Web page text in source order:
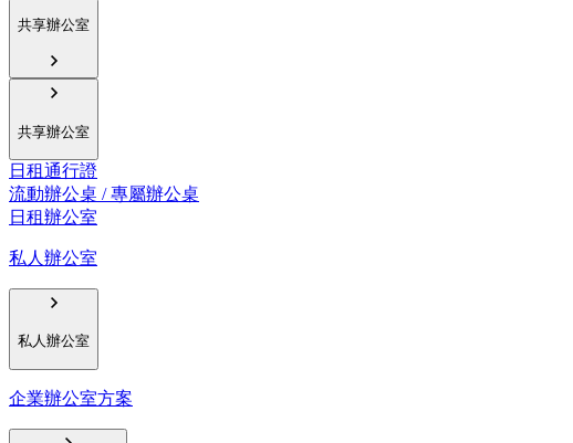
共享辦公室
共享辦公室
日租通行證
流動辦公桌 / 專屬辦公桌
日租辦公室
私人辦公室
私人辦公室
企業辦公室方案